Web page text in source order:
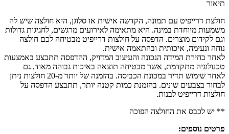
תיאור
חולצת דרייפיט עם תמונה, הקדשה אישית או סלוגן, היא חולצה שיש לה
משמעות מיוחדת במינה. היא מתאימה לאירועים מרגשים, לחגיגות גדולות
וגם לקידום מוצרים. הדפסה על חולצות דרייפיט מבטיחה לכם חולצה
נוחה ונעימה, איכותית ובהתאמה אישית.
לאחר בחירת המידה הנכונה והעיצוב המדויק, ההדפסה תתבצע באמצעות
טכנולוגיה מתקדמת, אשר מבטיחה תוצאה באיכות גבוהה מאוד, גם
לאחר שימוש תדיר במכונת הכביסה. בהזמנה של יותר מ-20 חולצות ניתן
לבחור בצבעים שונים. בהזמנת כמות קטנה יותר, תתבצע הדפסה על
חולצות דרייפיט לבנות.
** יש לכבס את החולצה הפוכה
פרטים נוספים: